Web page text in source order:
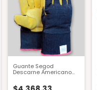
Guante Segod
Descarne Americano
Gd13 T.10